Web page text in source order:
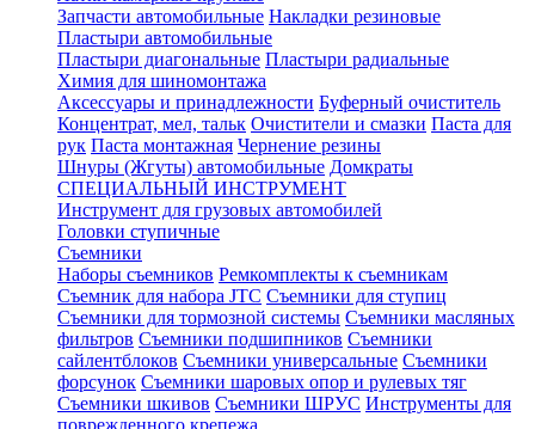
Запчасти автомобильные Накладки резиновые
Пластыри автомобильные
Пластыри диагональные Пластыри радиальные
Химия для шиномонтажа
Аксессуары и принадлежности Буферный очиститель
Концентрат, мел, тальк Очистители и смазки Паста для
рук Паста монтажная Чернение резины
Шнуры (Жгуты) автомобильные Домкраты
СПЕЦИАЛЬНЫЙ ИНСТРУМЕНТ
Инструмент для грузовых автомобилей
Головки ступичные
Съемники
Наборы съемников Ремкомплекты к съемникам
Съемник для набора JTC Съемники для ступиц
Съемники для тормозной системы Съемники масляных
фильтров Съемники подшипников Съемники
сайлентблоков Съемники универсальные Съемники
форсунок Съемники шаровых опор и рулевых тяг
Съемники шкивов Съемники ШРУС Инструменты для
поврежденного крепежа